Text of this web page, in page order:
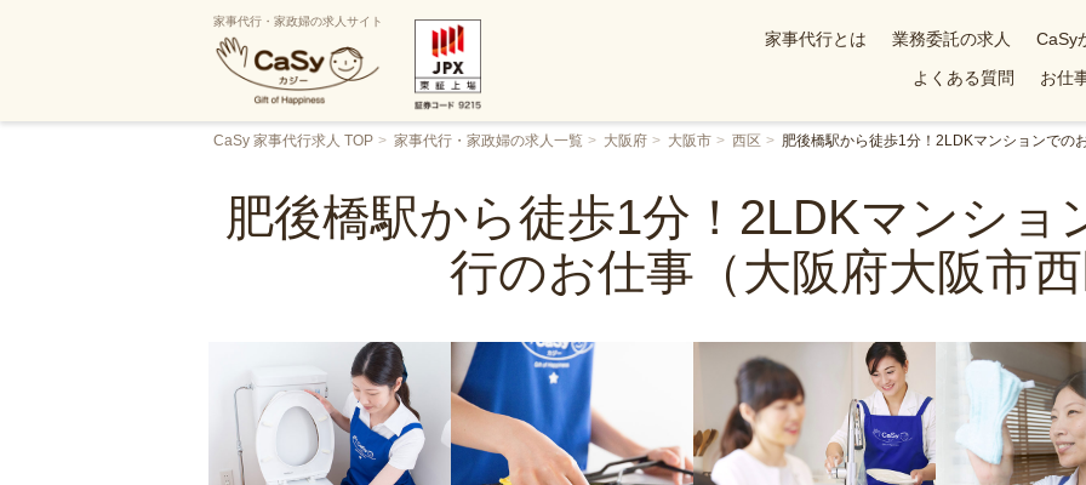
家事代行・家政婦の求人サイト
家事代行とは 業務委託の求人 CaSy
よくある質問
お仕
CaSy 家事代行求人 TOP 家事代行・家政婦の求人一覧 大阪府 大阪市 西区 肥後橋駅から徒歩1分！2LDKマンションでの
肥後橋駅から徒歩1分！2LDKマンショ
行のお仕事（大阪府大阪市西